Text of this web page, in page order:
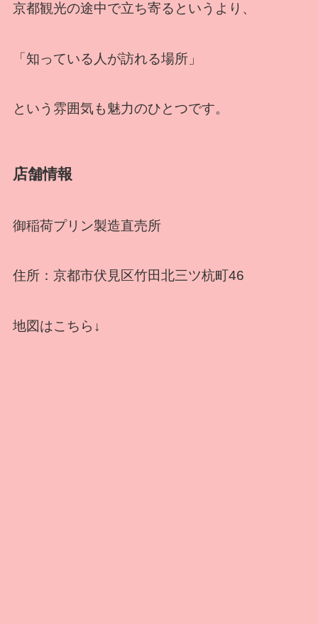
京都観光の途中で立ち寄るというより、
「知っている人が訪れる場所」
という雰囲気も魅力のひとつです。
店舗情報
御稲荷プリン製造直売所
住所：京都市伏見区竹田北三ツ杭町46
地図はこちら↓